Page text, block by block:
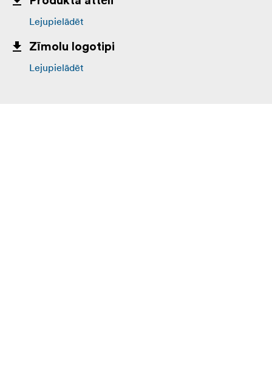
Lejupielādēt
Zīmolu logotipi
Lejupielādēt